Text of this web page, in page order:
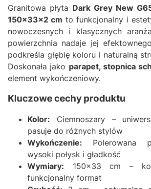
Granitowa płyta Dark Grey New
150x33x2 cm to funkcjonalny i
nowoczesnych i klasycznych
powierzchnia nadaje jej
podkreśla głębię koloru i naturalną
Doskonała jako parapet, stopnica
element wykończeniowy.
Kluczowe cechy produktu
Kolor: Ciemnoszary –
pasuje do różnych stylów
Wykończenie: Polerowana
wysoki połysk i gładkość
Wymiary: 150x33 cm –
funkcjonalny format